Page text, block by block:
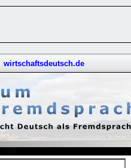
wirtschaftsdeutsch.de